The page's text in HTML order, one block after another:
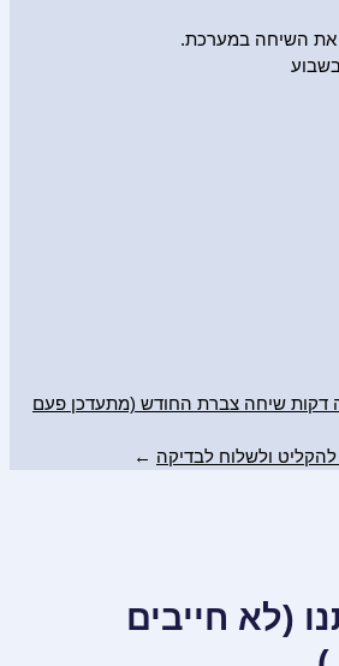
את השיחה במערכת.
דקות שיחה צברת החודש (מתעדכן פעם
להקליט ולשלוח לבדיקה ←
(לא חייבים